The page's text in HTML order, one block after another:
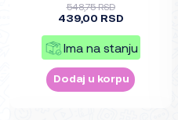
548,75 RSD
439,00 RSD
Ima na stanju
Dodaj u korpu